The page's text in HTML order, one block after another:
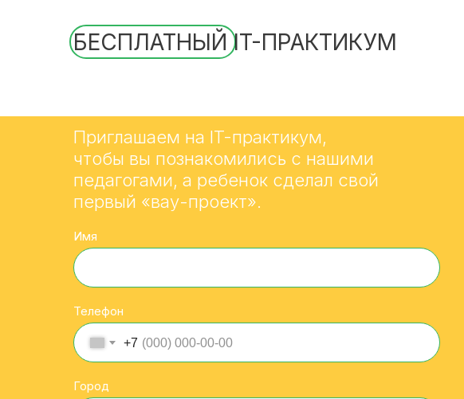
Приглашаем на IT-практикум,
чтобы вы познакомились с нашими
педагогами, а ребенок сделал свой
первый «вау-проект».
БЕСПЛАТНЫЙ IT-ПРАКТИКУМ
Имя
Телефон
+7
Город